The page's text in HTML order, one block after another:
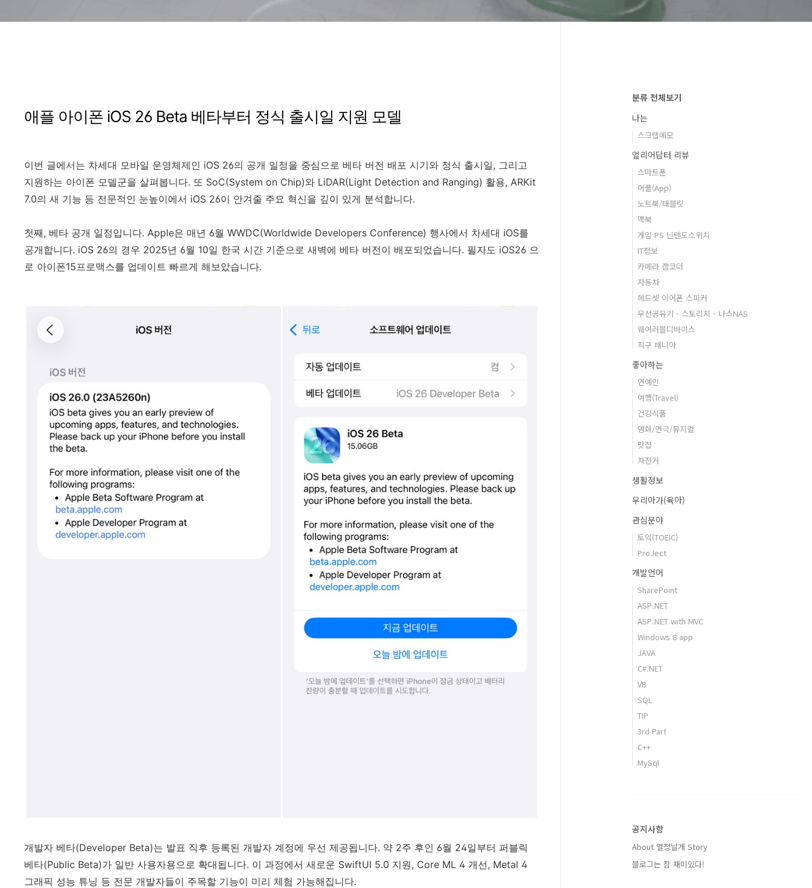
애플 아이폰 iOS 26 Beta 베타부터 정식 출시일 지원 모델
이번 글에서는 차세대 모바일 운영체제인 iOS 26의 공개 일정을 중심으로 베타 버전 배포 시기와 정식 출시일, 그리고
지원하는 아이폰 모델군을 살펴봅니다. 또 SoC(System on Chip)와 LiDAR(Light Detection and Ranging) 활용, ARKit
7.0의 새 기능 등 전문적인 눈높이에서 iOS 26이 안겨줄 주요 혁신을 깊이 있게 분석합니다.
첫째, 베타 공개 일정입니다. Apple은 매년 6월 WWDC(Worldwide Developers Conference) 행사에서 차세대 iOS를
공개합니다. iOS 26의 경우 2025년 6월 10일 한국 시간 기준으로 새벽에 베타 버전이 배포되었습니다. 필자도 iOS26 으
로 아이폰15프로맥스를 업데이트 빠르게 해보았습니다.
개발자 베타(Developer Beta)는 발표 직후 등록된 개발자 계정에 우선 제공됩니다. 약 2주 후인 6월 24일부터 퍼블릭
베타(Public Beta)가 일반 사용자용으로 확대됩니다. 이 과정에서 새로운 SwiftUI 5.0 지원, Core ML 4 개선, Metal 4
그래픽 성능 튜닝 등 전문 개발자들이 주목할 기능이 미리 체험 가능해집니다.
분류 전체보기
나는
스크랩메모
얼리어답터 리뷰
스마트폰
어플(App)
노트북/태블릿
맥북
게임 PS 닌텐도스위치
IT정보
카메라 캠코더
자동차
헤드셋 이어폰 스피커
무선공유기 - 스토리지 - 나스NAS
웨어러블디바이스
직구 매니아
좋아하는
연예인
여행(Travel)
건강식품
영화/연극/뮤지컬
맛집
자전거
생활정보
우리아가(육아)
관심분야
토익(TOEIC)
ProJect
개발언어
SharePoint
ASP.NET
ASP.NET with MVC
Windows 8 app
JAVA
C#.NET
VB
SQL
TIP
3rd Part
C++
MySql
공지사항
About 열정날개 Story
블로그는 참 재미있다!